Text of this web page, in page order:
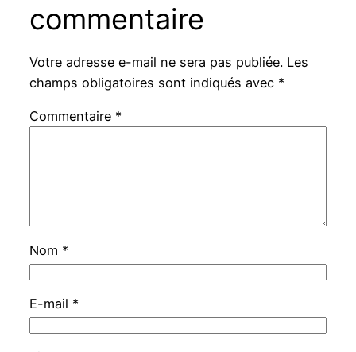
commentaire
Votre adresse e-mail ne sera pas publiée. Les
champs obligatoires sont indiqués avec *
Commentaire *
Nom *
E-mail *